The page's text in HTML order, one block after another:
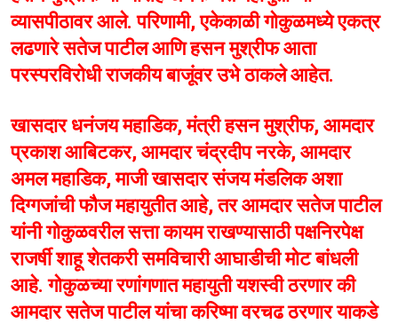
व्यासपीठावर आले. परिणामी, एकेकाळी गोकुळमध्ये एकत्र
लढणारे सतेज पाटील आणि हसन मुश्रीफ आता
परस्परविरोधी राजकीय बाजूंवर उभे ठाकले आहेत.
खासदार धनंजय महाडिक, मंत्री हसन मुश्रीफ, आमदार
प्रकाश आबिटकर, आमदार चंद्रदीप नरके, आमदार
अमल महाडिक, माजी खासदार संजय मंडलिक अशा
दिग्गजांची फौज महायुतीत आहे, तर आमदार सतेज पाटील
यांनी गोकुळवरील सत्ता कायम राखण्यासाठी पक्षनिरपेक्ष
राजर्षी शाहू शेतकरी समविचारी आघाडीची मोट बांधली
आहे. गोकुळच्या रणांगणात महायुती यशस्वी ठरणार की
आमदार सतेज पाटील यांचा करिष्मा वरचढ ठरणार याकडे